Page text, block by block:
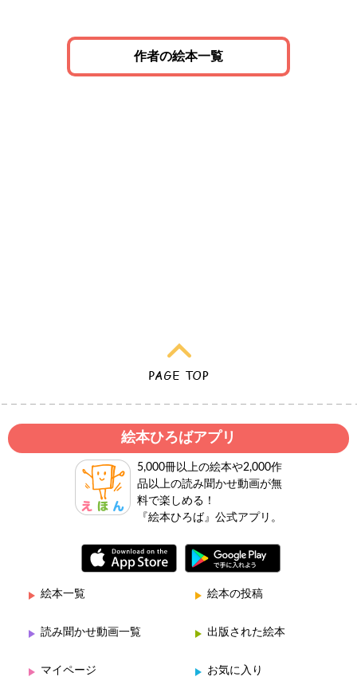
作者の絵本一覧
絵本ひろばアプリ
5,000冊以上の絵本や2,000作
品以上の読み聞かせ動画が無
料で楽しめる！
『絵本ひろば』公式アプリ。
絵本一覧 絵本の投稿
読み聞かせ動画一覧 出版された絵本
マイページ お気に入り